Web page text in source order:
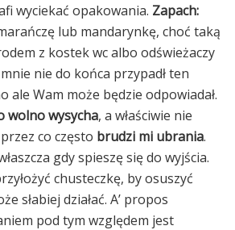
wyciekać opakowania. Zapach:
lub mandarynkę, choć taką
z kostek wc albo odświeżaczy
nie do końca przypadł ten
ale Wam może będzie odpowiadał.
wolno wysycha, a właściwie nie
co często brudzi mi ubrania.
gdy spieszę się do wyjścia.
chusteczkę, by osuszyć
słabiej działać. A’ propos
pod tym względem jest